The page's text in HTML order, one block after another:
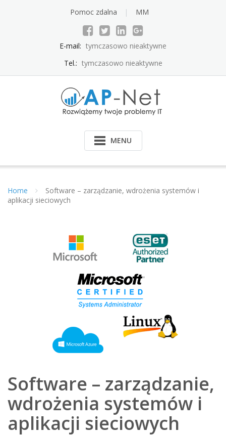
Pomoc zdalna MM
E-mail: tymczasowo nieaktywne
Tel.: tymczasowo nieaktywne
MENU
Home
Software – zarządzanie, wdrożenia systemów i
aplikacji sieciowych
Software – zarządzanie,
wdrożenia systemów i
aplikacji sieciowych